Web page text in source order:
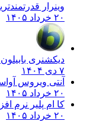
وینرار
۲۰ خرداد ۱۴۰۵
دیکشنری بابیلون NG - فرهنگ لغت کامپیوتر
۷ دی ۱۴۰۴
آنتی ویروس
۲۰ خرداد ۱۴۰۵
کا ام پلیر نرم
۲۰ خرداد ۱۴۰۵